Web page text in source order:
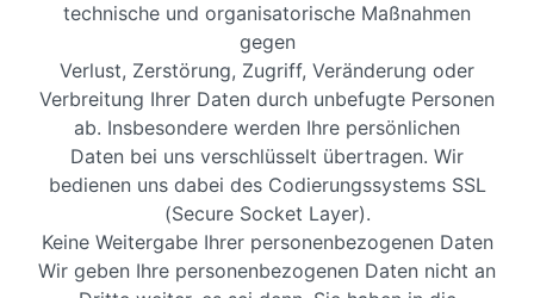
technische und organisatorische Maßnahmen
gegen
Verlust, Zerstörung, Zugriff, Veränderung oder
Verbreitung Ihrer Daten durch unbefugte Personen
ab. Insbesondere werden Ihre persönlichen
Daten bei uns verschlüsselt übertragen. Wir
bedienen uns dabei des Codierungssystems SSL
(Secure Socket Layer).
Keine Weitergabe Ihrer personenbezogenen Daten
Wir geben Ihre personenbezogenen Daten nicht an